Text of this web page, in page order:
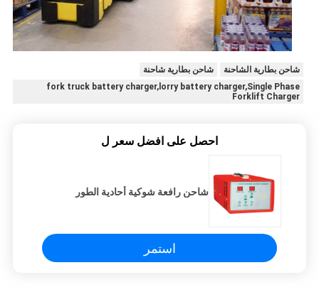
شاحن بطارية الشاحنة
شاحن بطارية شاحنة
fork truck battery charger,lorry battery charger,Single Phase
Forklift Charger
احصل على افضل سعر ل
شاحن رافعة شوكية أحادية الطور
استمر